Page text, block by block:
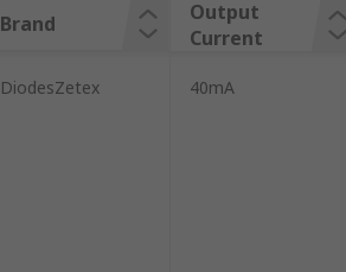
Brand
Output
Current
DiodesZetex 40mA